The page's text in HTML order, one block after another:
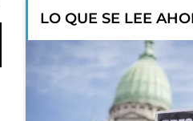
LO QUE SE LEE